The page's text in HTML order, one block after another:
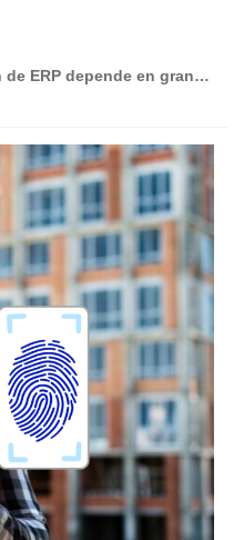
ERP depende en gran…